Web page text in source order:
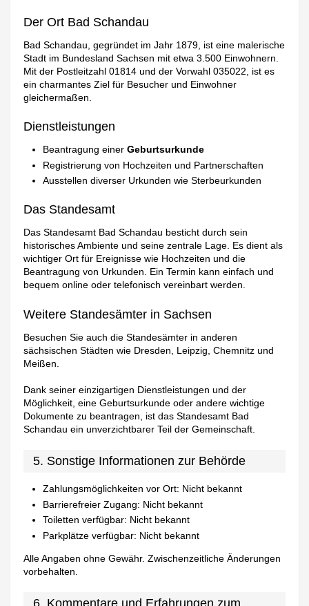
Der Ort Bad Schandau
Bad Schandau, gegründet im Jahr 1879, ist eine malerische
Stadt im Bundesland Sachsen mit etwa 3.500 Einwohnern.
Mit der Postleitzahl 01814 und der Vorwahl 035022, ist es
ein charmantes Ziel für Besucher und Einwohner
gleichermaßen.
Dienstleistungen
Beantragung einerGeburtsurkunde
Registrierung von Hochzeiten und Partnerschaften
Ausstellen diverser Urkunden wie Sterbeurkunden
Das Standesamt
Das Standesamt Bad Schandau besticht durch sein
historisches Ambiente und seine zentrale Lage. Es dient als
wichtiger Ort für Ereignisse wie Hochzeiten und die
Beantragung von Urkunden. Ein Termin kann einfach und
bequem online oder telefonisch vereinbart werden.
Weitere Standesämter in Sachsen
Besuchen Sie auch die Standesämter in anderen
sächsischen Städten wie Dresden, Leipzig, Chemnitz und
Meißen.
Dank seiner einzigartigen Dienstleistungen und der
Möglichkeit, eine Geburtsurkunde oder andere wichtige
Dokumente zu beantragen, ist das Standesamt Bad
Schandau ein unverzichtbarer Teil der Gemeinschaft.
5. Sonstige Informationen zur Behörde
Zahlungsmöglichkeiten vor Ort: Nicht bekannt
Barrierefreier Zugang: Nicht bekannt
Toiletten verfügbar: Nicht bekannt
Parkplätze verfügbar: Nicht bekannt
Alle Angaben ohne Gewähr. Zwischenzeitliche Änderungen
vorbehalten.
6. Kommentare und Erfahrungen zum